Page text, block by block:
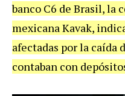
banco C6 de Brasil, la
mexicana Kavak,
afectadas por la caída
contaban con